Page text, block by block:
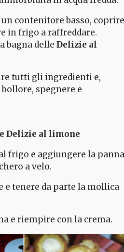
contenitore basso, coprire
in frigo a raffreddare.
bagna delle Delizie al
tutti gli ingredienti e,
spegnere e
Delizie al limone
frigo e aggiungere la panna
a velo.
e tenere da parte la mollica
e riempire con la crema.